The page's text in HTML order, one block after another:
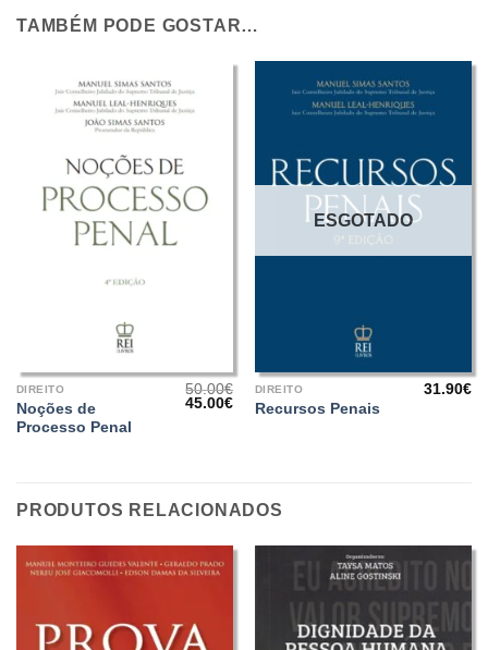
TAMBÉM PODE GOSTAR…
DIREITO
Noções de
Processo Penal
50.00€
O
45.00€O
preço
ESGOTADO
DIREITO
Recursos Penais
31.90€
PRODUTOS RELACIONADOS